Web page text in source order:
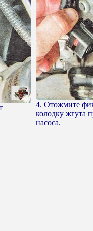
4. Отожмите
колодку жгута
насоса.